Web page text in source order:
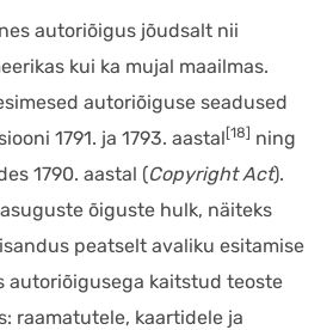
autoriõigus jõudsalt nii
kui ka mujal maailmas.
autoriõiguse seadused
1791. ja 1793. aastal [18] ning
1790. aastal (Copyright Act).
õiguste hulk, näiteks
peatselt avaliku esitamise
autoriõigusega kaitstud teoste
raamatutele, kaartidele ja